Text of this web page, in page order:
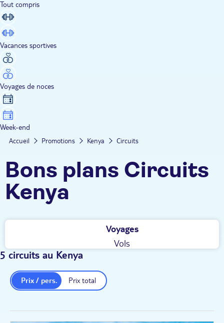
Tout compris
Vacances sportives
Voyages de noces
Week-end
Accueil Promotions Kenya Circuits
Bons plans Circuits
Kenya
Voyages
Vols
5 circuits au Kenya
Prix total
Prix / pers.